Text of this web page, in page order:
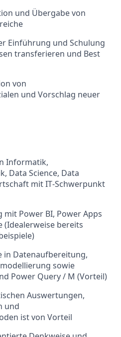
und Übergabe von
Einführung und Schulung
transferieren und Best
von
und Vorschlag neuer
Informatik,
Data Science, Data
mit IT‑Schwerpunkt
Power BI, Power Apps
(Idealerweise bereits
in Datenaufbereitung,
sowie
Power Query / M (Vorteil)
Auswertungen,
und
ist von Vorteil